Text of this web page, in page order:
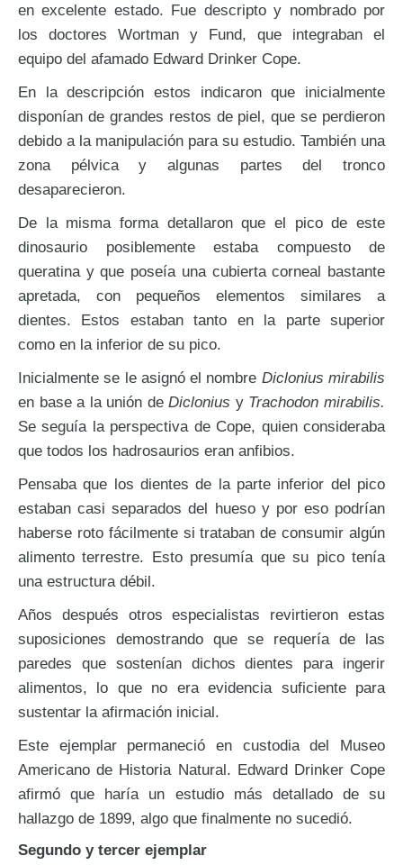
en excelente estado. Fue descripto y nombrado por
los doctores Wortman y Fund, que integraban el
equipo del afamado Edward Drinker Cope.
En la descripción estos indicaron que inicialmente
disponían de grandes restos de piel, que se perdieron
debido a la manipulación para su estudio. También una
zona pélvica y algunas partes del tronco
desaparecieron.
De la misma forma detallaron que el pico de este
dinosaurio posiblemente estaba compuesto de
queratina y que poseía una cubierta corneal bastante
apretada, con pequeños elementos similares a
dientes. Estos estaban tanto en la parte superior
como en la inferior de su pico.
Inicialmente se le asignó el nombre Diclonius mirabilis
en base a la unión deDiclonius yTrachodon mirabilis.
Se seguía la perspectiva de Cope, quien consideraba
que todos los hadrosaurios eran anfibios.
Pensaba que los dientes de la parte inferior del pico
estaban casi separados del hueso y por eso podrían
haberse roto fácilmente si trataban de consumir algún
alimento terrestre. Esto presumía que su pico tenía
una estructura débil.
Años después otros especialistas revirtieron estas
suposiciones demostrando que se requería de las
paredes que sostenían dichos dientes para ingerir
alimentos, lo que no era evidencia suficiente para
sustentar la afirmación inicial.
Este ejemplar permaneció en custodia del Museo
Americano de Historia Natural. Edward Drinker Cope
afirmó que haría un estudio más detallado de su
hallazgo de 1899, algo que finalmente no sucedió.
Segundo y tercer ejemplar